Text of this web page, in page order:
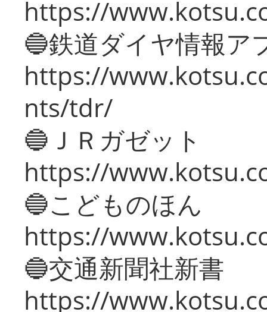
https://
🔵鉄道ダイヤ情報ア
https://
nts/tdr/
🔵ＪＲガゼット
https://
🔵こどものほん
https://
🔵交通新聞社新書
https://